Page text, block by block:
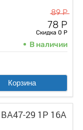
89 Р
78 Р
Скидка 0 Р
В наличии
Корзина
ВА47-29 1Р 16А